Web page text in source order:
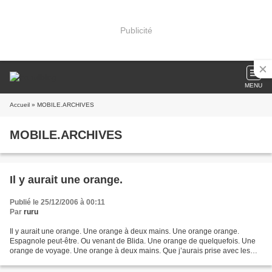
Publicité
MENU
Accueil » MOBILE.ARCHIVES
MOBILE.ARCHIVES
Il y aurait une orange.
Publié le 25/12/2006 à 00:11
Par ruru
Il y aurait une orange. Une orange à deux mains. Une orange orange.
Espagnole peut-être. Ou venant de Blida. Une orange de quelquefois. Une
orange de voyage. Une orange à deux mains. Que j’aurais prise avec les